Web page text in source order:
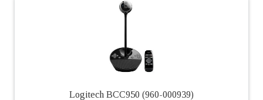
Logitech BCC950 (960-000939)